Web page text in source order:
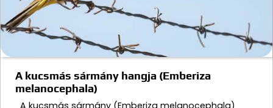
A kucsmás sármány hangja (Emberiza
melanocephala)
A kucsmás sármány (Emberiza melanocephala)